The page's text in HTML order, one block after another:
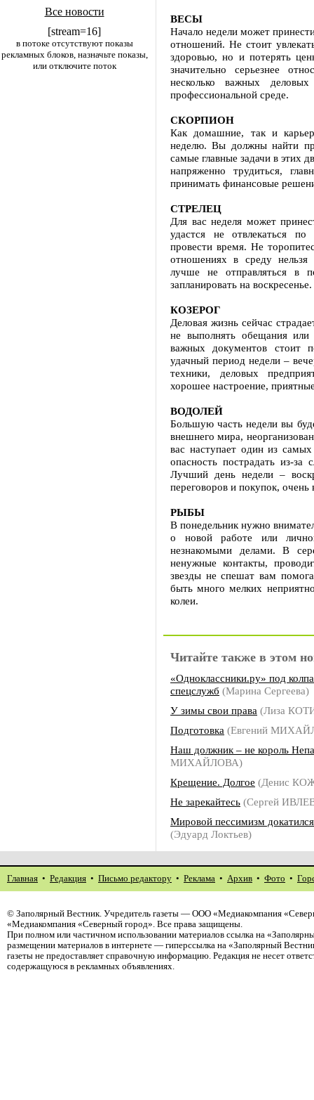
Все новости
[stream=16]
в потоке отсутствуют показы
рекламных блоков, назначьте показы,
или отключите поток
ВЕСЫ
Начало недели может
отношений. Не стоит
здоровью, но и потерять
значительно серьезнее
несколько важных
профессиональной среде.
СКОРПИОН
Как домашние, так и
неделю. Вы должны найти
самые главные задачи в этих
напряженно трудиться,
принимать финансовые
СТРЕЛЕЦ
Для вас неделя может
удастся не отвлекаться
провести время. Не
отношениях в среду
лучше не отправляться в
запланировать на воскресенье.
КОЗЕРОГ
Деловая жизнь сейчас
не выполнять обещания
важных документов стоит
удачный период недели –
техники, деловых
хорошее настроение,
ВОДОЛЕЙ
Большую часть недели вы
внешнего мира,
вас наступает один из
опасность пострадать из-за
Лучший день недели –
переговоров и покупок,
РЫБЫ
В понедельник нужно
о новой работе или
незнакомыми делами. В
ненужные контакты,
звезды не спешат вам
быть много мелких
колеи.
Читайте также в этом
«Одноклассники.ру» под
спецслужб (Марина Сергеева)
У зимы свои права (Лиза
Подготовка (Евгений
Наш должник – не король
МИХАЙЛОВА)
Крещение. Долгое (Денис
Не зарекайтесь (Сергей
Мировой пессимизм
(Эдуард Локтьев)
Главная • Редакция • Письмо редактору • Реклама • Архив • Фото •
© Заполярный Вестник. Учредитель газеты — ООО «Медиакомпания
«Медиакомпания «Северный город». Все права защищены.
При полном или частичном использовании материалов ссылка на
размещении материалов в интернете — гиперссылка на «Заполярный
газеты не предоставляет справочную информацию. Редакция не несет
содержащуюся в рекламных объявлениях.